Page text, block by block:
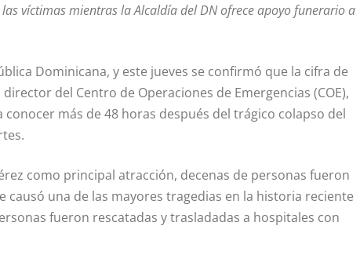
víctimas mientras la Alcaldía del DN ofrece apoyo funerario a
Dominicana, y este jueves se confirmó que la cifra de
del Centro de Operaciones de Emergencias (COE),
más de 48 horas después del trágico colapso del
como principal atracción, decenas de personas fueron
una de las mayores tragedias en la historia reciente
fueron rescatadas y trasladadas a hospitales con